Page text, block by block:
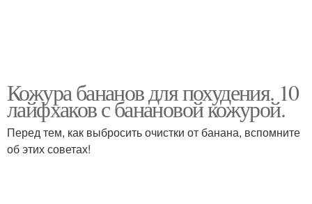
Кожура бананов для похудения. 10
лайфхаков с банановой кожурой.
Перед тем, как выбросить очистки от банана, вспомните
об этих советах!